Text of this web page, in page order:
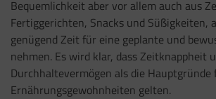
Bequemlichkeit aber vor allem auch aus
Fertiggerichten, Snacks und Süßigkeiten,
genügend Zeit für eine geplante und
nehmen. Es wird klar, dass Zeitknappheit
Durchhaltevermögen als die Hauptgründe
Ernährungsgewohnheiten gelten.